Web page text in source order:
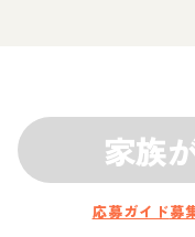
家族
応募ガイド募